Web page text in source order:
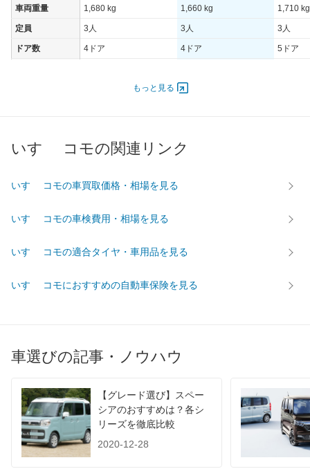
車両重量 1,680 kg 1,660 kg 1,710 kg
定員 3人 3人 3人
ドア数 4ドア 4ドア 5ドア
過給機
燃費
JC08 9.9km/L
60km定地 - -
装備オプション 装備詳細を見る 装備詳細を見る 装備
もっと見る
いすゞ コモの関連リンク
いすゞ コモの車買取価格・相場を見る
いすゞ コモの車検費用・相場を見る
いすゞ コモの適合タイヤ・車用品を見る
いすゞ コモにおすすめの自動車保険を見る
車選びの記事・ノウハウ
【グレード選び】スペー
シアのおすすめは？各シ
リーズを徹底比較
2020-12-28